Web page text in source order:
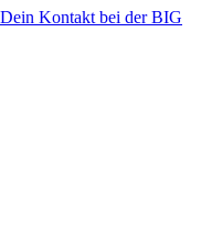
Dein Kontakt bei der BIG